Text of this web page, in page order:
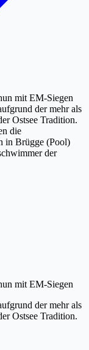
mit EM-Siegen
der mehr als
Ostsee Tradition.
die
in Brügge (Pool)
der
mit EM-Siegen
der mehr als
Ostsee Tradition.